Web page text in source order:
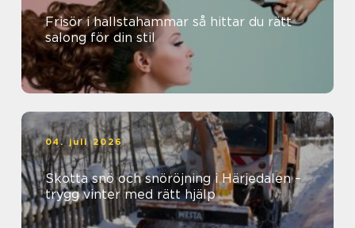
Frisör i hallstahammar så hittar du rätt
salong för din stil
04. juli 2026
Skotta snö och snöröjning i Härjedalen –
trygg vinter med rätt hjälp